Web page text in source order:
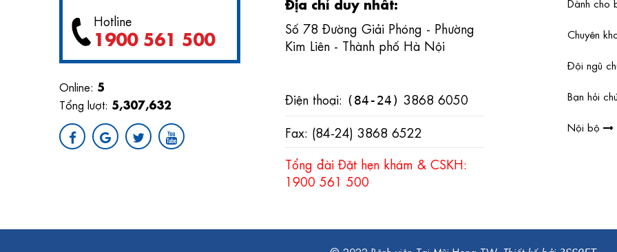
Hotline
1900 561 500
Online: 5
Tổng lượt: 5,307,632
Số 78 Đường Giải Phóng - Phường
Kim Liên - Thành phố Hà Nội
Điện thoại: (84-24) 3868 6050
Fax: (84-24) 3868 6522
Tổng đài Đặt hẹn khám & CSKH:
1900 561 500
Dành cho
Chuyên
Đội ngũ
Bạn hỏi
Nội bộ